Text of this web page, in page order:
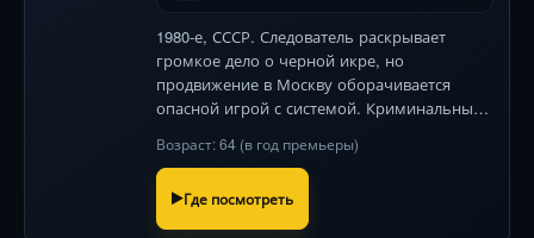
1980-е, СССР. Следователь раскрывает
громкое дело о черной икре, но
продвижение в Москву оборачивается
опасной игрой с системой. Криминальные
Возраст: 64 (в год премьеры)
Где посмотреть